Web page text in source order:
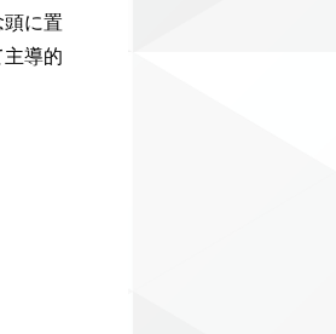
に置
導的